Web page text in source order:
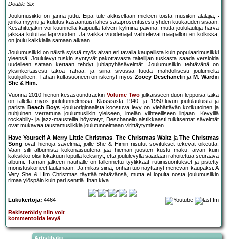
Double Six
Joulumusiikki on jännä juttu. Eipä tule äkkiseltään mieleen toista musiikin alalajia,
jonka myynti ja kulutus kasaantuisi lähes sataprosenttisesti yhden kuukauden sisään.
Kesähittejäkin voi kuunnella kaipuulla talven kylminä päivinä, mutta joululauluja harva
jaksaa kuluttaa läpi vuoden. Ja vaikka vuodenajat vaihtelevat maapallon eri kolkissa,
on joulu kaikkialla samaan aikaan.
Joulumusiikki on näistä syistä myös aivan eri tavalla kaupallista kuin populaarimusiikki
yleensä. Joululevyt tuskin syntyvät pakottavasta taiteilijan tuskasta saada versioida
uudelleen sataan kertaan tehdyt juhlapyhäsävelmät. Joulumusiikin tehtävänä on
yksinkertaisesti takoa rahaa, ja siinä sivussa tuoda mahdollisesti joulumieltä
kuulijoilleen. Tähän kultasuoneen on iskenyt myös Zooey Deschanel in ja M. Wardin
She & Him.
Vuonna 2010 hienon kesäsoundtrackinVolume Twojulkaisseen duon leppoisa taika
on tallella myös joulutunnelmissa. Klassisista 1940- ja 1950-luvun joululauluista ja
parista Beach Boys -jouluoriginaalista koostuva levy on viehättävän kotikutoinen ja
nuhjuinen verrattuna joulumusiikin yleiseen, imelän viihteelliseen linjaan. Kevyillä
rockabilly- ja jazz-mausteilla höystetyt, Deschanelin aistikkaasti tulkitsemat sävelmät
ovat mukavaa taustamusiikkia joulutunnelmaan virittäytymiseen.
Have Yourself A Merry Little Christmas,The Christmas WaltzjaThe Christmas
Song ovat hienoja sävelmiä, joille She & Himin riisutut sovitukset tekevät oikeutta.
Vaan silti albumista kokonaisuutena jää hieman juosten kustu maku, aivan kuin
kaksikko olisi lokakuun lopulla keksinyt, että joululevyllä saadaan rahoitettua seuraava
albumi. Tämän jälkeen nauhalle on tallennettu tyylikkäät rutiinisuoritukset ja pistetty
monistuskoneet laulamaan. Ja mikäs siinä, onhan tuo näyttänyt menevän kaupaksi. A
Very She & Him Christmas täyttää tehtävänsä, mutta ei lopulta nosta joulumusiikin
rimaa ylöspäin kuin pari senttiä. Ihan kiva.
Lukukertoja: 4464
Rekisteröidy niin voit
kommentoida levyä